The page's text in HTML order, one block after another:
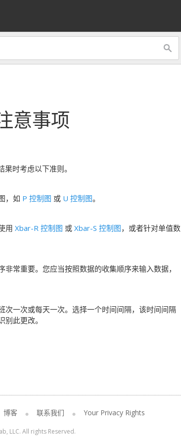
意事项
时考虑以下准则。
，如 P 控制图 或 U 控制图。
用 Xbar-R 控制图 或 Xbar-S 控制图，或者针对单值数
常重要。您应当按照数据的收集顺序来输入数据，
一次或每天一次。选择一个时间间隔，该时间间隔
此更改。
博客 联系我们 Your Privacy Rights
LLC. All rights Reserved.